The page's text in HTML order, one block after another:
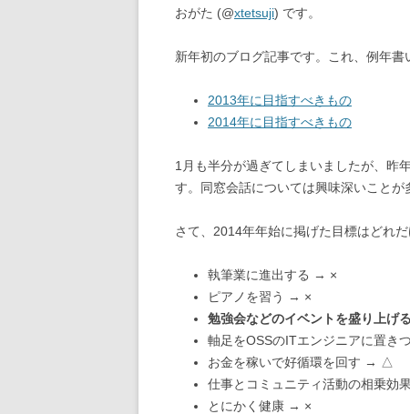
おがた (@xtetsuji) です。
新年初のブログ記事です。これ、例年書
2013年に目指すべきもの
2014年に目指すべきもの
1月も半分が過ぎてしまいましたが、昨
す。同窓会話については興味深いことが
さて、2014年年始に掲げた目標はどれだ
執筆業に進出する → ×
ピアノを習う → ×
勉強会などのイベントを盛り上げる
軸足をOSSのITエンジニアに置き
お金を稼いで好循環を回す → △
仕事とコミュニティ活動の相乗効
とにかく健康 → ×